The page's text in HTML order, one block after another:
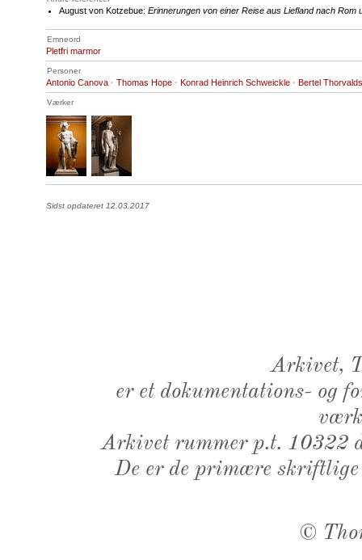
August von Kotzebue: Erinnerungen von einer Reise aus Liefland nach Rom
Emneord
Pletfri marmor
Personer
Antonio Canova · Thomas Hope · Konrad Heinrich Schweickle · Bertel
Værker
Sidst opdateret 12.03.2017
Arkivet,
er et dokumentations- og
Arkivet rummer p.t. 10322
De er de primære
©